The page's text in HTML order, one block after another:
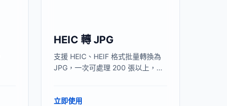
HEIC 轉 JPG
支援 HEIC、HEIF 格式批量轉換為
JPG，一次可處理 200 張以上，轉
用戶、Windows 電腦打不開的兼容
立即使用